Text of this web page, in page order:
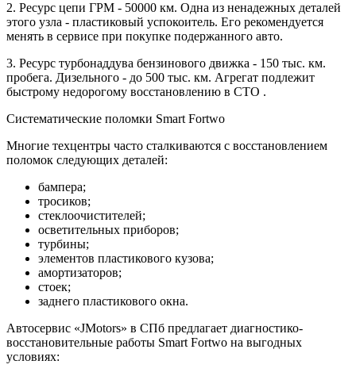
2. Ресурс цепи ГРМ - 50000 км. Одна из ненадежных деталей
этого узла - пластиковый успокоитель. Его рекомендуется
менять в сервисе при покупке подержанного авто.
3. Ресурс турбонаддува бензинового движка - 150 тыс. км.
пробега. Дизельного - до 500 тыс. км. Агрегат подлежит
быстрому недорогому восстановлению в СТО .
Систематические поломки Smart Fortwo
Многие техцентры часто сталкиваются с восстановлением
поломок следующих деталей:
бампера;
тросиков;
стеклоочистителей;
осветительных приборов;
турбины;
элементов пластикового кузова;
амортизаторов;
стоек;
заднего пластикового окна.
Автосервис «JMotors» в СПб предлагает диагностико-
восстановительные работы Smart Fortwo на выгодных
условиях: